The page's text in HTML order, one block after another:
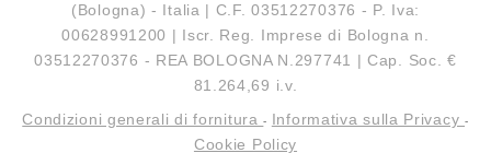
(Bologna) - Italia | C.F. 03512270376 - P. Iva:
00628991200 | Iscr. Reg. Imprese di Bologna n.
03512270376 - REA BOLOGNA N.297741 | Cap. Soc. €
81.264,69 i.v.
Condizioni generali di fornitura- Informativa sulla Privacy -
Cookie Policy